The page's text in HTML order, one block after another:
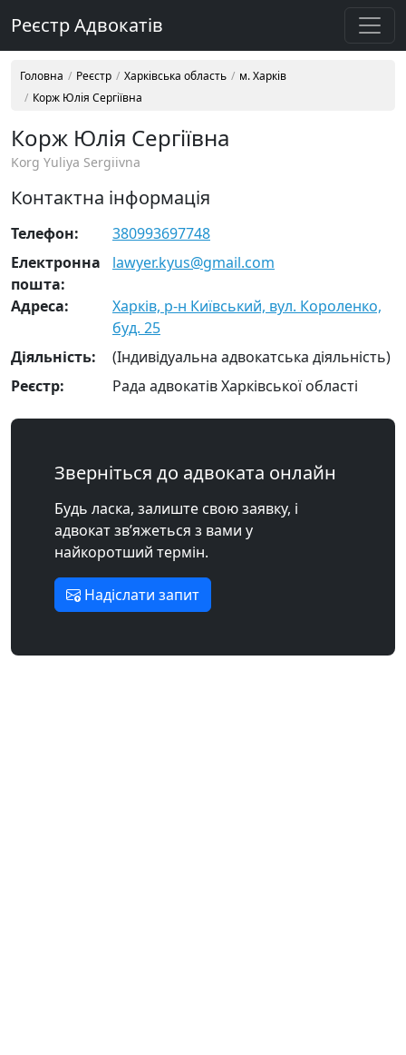
Реєстр Адвокатів
Головна Реєстр Харківська область
м. Харків
Корж Юлія Сергіївна
Корж Юлія Сергіївна
Korg Yuliya Sergiivna
Контактна інформація
Телефон:
380993697748
Електронна
пошта:
lawyer.kyus@gmail.com
Адреса:
Харків, р-н Київський, вул. Короленко,
буд. 25
Діяльність:
(Індивідуальна адвокатська діяльність)
Реєстр:
Рада адвокатів Харківської області
Зверніться до адвоката онлайн
Будь ласка, залиште свою заявку, і
адвокат зв’яжеться з вами у
найкоротший термін.
Надіслати запит